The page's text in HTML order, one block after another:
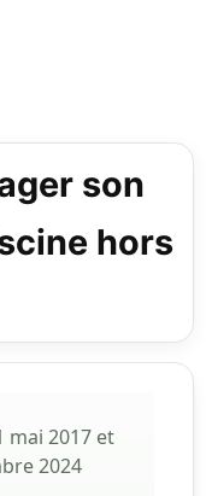
son
hors
mai 2017et
2024